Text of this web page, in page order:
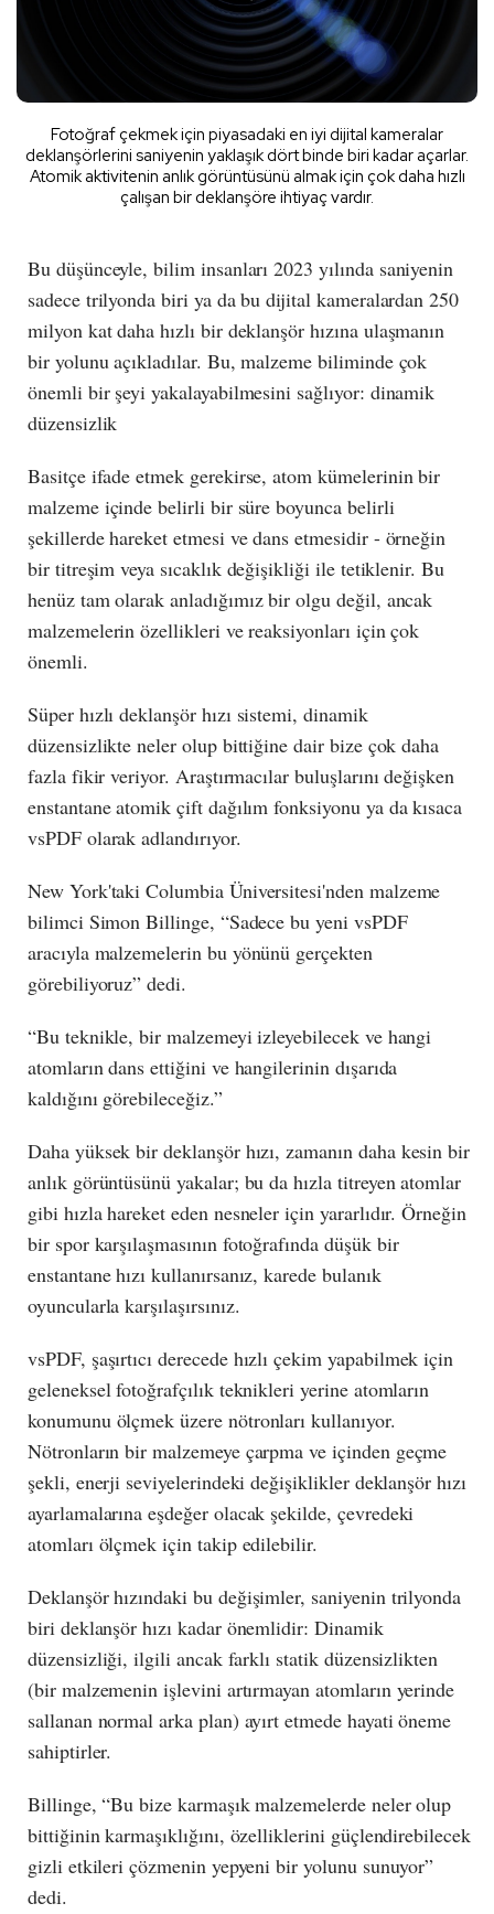
Fotoğraf çekmek için piyasadaki en iyi dijital kameralar
deklanşörlerini saniyenin yaklaşık dört binde biri kadar açarlar.
Atomik aktivitenin anlık görüntüsünü almak için çok daha hızlı
çalışan bir deklanşöre ihtiyaç vardır.
Bu düşünceyle, bilim insanları 2023 yılında saniyenin
sadece trilyonda biri ya da bu dijital kameralardan 250
milyon kat daha hızlı bir deklanşör hızına ulaşmanın
bir yolunu açıkladılar. Bu, malzeme biliminde çok
önemli bir şeyi yakalayabilmesini sağlıyor: dinamik
düzensizlik
Basitçe ifade etmek gerekirse, atom kümelerinin bir
malzeme içinde belirli bir süre boyunca belirli
şekillerde hareket etmesi ve dans etmesidir - örneğin
bir titreşim veya sıcaklık değişikliği ile tetiklenir. Bu
henüz tam olarak anladığımız bir olgu değil, ancak
malzemelerin özellikleri ve reaksiyonları için çok
önemli.
Süper hızlı deklanşör hızı sistemi, dinamik
düzensizlikte neler olup bittiğine dair bize çok daha
fazla fikir veriyor. Araştırmacılar buluşlarını değişken
enstantane atomik çift dağılım fonksiyonu ya da kısaca
vsPDF olarak adlandırıyor.
New York'taki Columbia Üniversitesi'nden malzeme
bilimci Simon Billinge, “Sadece bu yeni vsPDF
aracıyla malzemelerin bu yönünü gerçekten
görebiliyoruz” dedi.
“Bu teknikle, bir malzemeyi izleyebilecek ve hangi
atomların dans ettiğini ve hangilerinin dışarıda
kaldığını görebileceğiz.”
Daha yüksek bir deklanşör hızı, zamanın daha kesin bir
anlık görüntüsünü yakalar; bu da hızla titreyen atomlar
gibi hızla hareket eden nesneler için yararlıdır. Örneğin
bir spor karşılaşmasının fotoğrafında düşük bir
enstantane hızı kullanırsanız, karede bulanık
oyuncularla karşılaşırsınız.
vsPDF, şaşırtıcı derecede hızlı çekim yapabilmek için
geleneksel fotoğrafçılık teknikleri yerine atomların
konumunu ölçmek üzere nötronları kullanıyor.
Nötronların bir malzemeye çarpma ve içinden geçme
şekli, enerji seviyelerindeki değişiklikler deklanşör hızı
ayarlamalarına eşdeğer olacak şekilde, çevredeki
atomları ölçmek için takip edilebilir.
Deklanşör hızındaki bu değişimler, saniyenin trilyonda
biri deklanşör hızı kadar önemlidir: Dinamik
düzensizliği, ilgili ancak farklı statik düzensizlikten
(bir malzemenin işlevini artırmayan atomların yerinde
sallanan normal arka plan) ayırt etmede hayati öneme
sahiptirler.
Billinge, “Bu bize karmaşık malzemelerde neler olup
bittiğinin karmaşıklığını, özelliklerini güçlendirebilecek
gizli etkileri çözmenin yepyeni bir yolunu sunuyor”
dedi.